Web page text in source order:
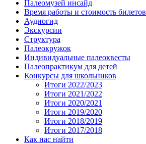
Палеомузей инсайд
Время работы и стоимость билетов
Аудиогид
Экскурсии
Структура
Палеокружок
Индивидуальные палеоквесты
Палеопрактикум для детей
Конкурсы для школьников
Итоги 2022/2023
Итоги 2021/2022
Итоги 2020/2021
Итоги 2019/2020
Итоги 2018/2019
Итоги 2017/2018
Как нас найти